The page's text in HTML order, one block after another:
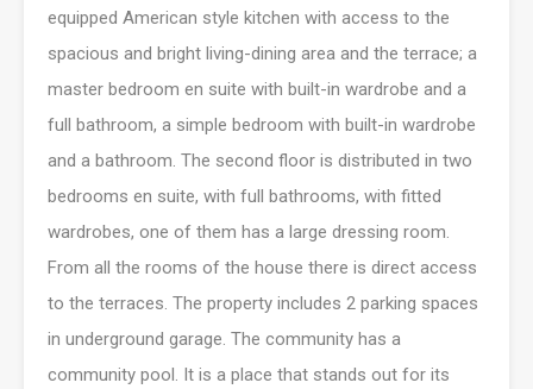
equipped American style kitchen with access to the
spacious and bright living-dining area and the terrace; a
master bedroom en suite with built-in wardrobe and a
full bathroom, a simple bedroom with built-in wardrobe
and a bathroom. The second floor is distributed in two
bedrooms en suite, with full bathrooms, with fitted
wardrobes, one of them has a large dressing room.
From all the rooms of the house there is direct access
to the terraces. The property includes 2 parking spaces
in underground garage. The community has a
community pool. It is a place that stands out for its